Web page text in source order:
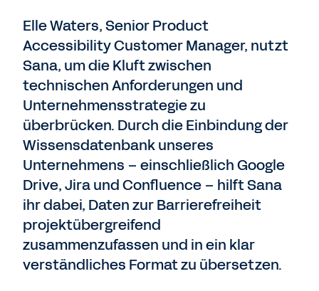
Elle Waters, Senior Product
Accessibility Customer Manager, nutzt
Sana, um die Kluft zwischen
technischen Anforderungen und
Unternehmensstrategie zu
überbrücken. Durch die Einbindung der
Wissensdatenbank unseres
Unternehmens – einschließlich Google
Drive, Jira und Confluence – hilft Sana
ihr dabei, Daten zur Barrierefreiheit
projektübergreifend
zusammenzufassen und in ein klar
verständliches Format zu übersetzen.